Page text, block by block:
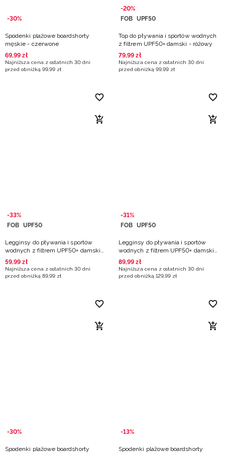
-30%
Spodenki plażowe boardshorty
męskie - czerwone
69,99 zł
Najniższa cena z ostatnich 30 dni
przed obniżką 99,99 zł
-20%
FOB UPF50
Top do pływania i sportów wodnych
z filtrem UPF50+ damski - różowy
79,99 zł
Najniższa cena z ostatnich 30 dni
przed obniżką 99,99 zł
-33%
FOB UPF50
Legginsy do pływania i sportów
wodnych z filtrem UPF50+ damskie
- czarne
59,99 zł
Najniższa cena z ostatnich 30 dni
przed obniżką 89,99 zł
-31%
FOB UPF50
Legginsy do pływania i sportów
wodnych z filtrem UPF50+ damskie
- czarne
89,99 zł
Najniższa cena z ostatnich 30 dni
przed obniżką 129,99 zł
-30%
Spodenki plażowe boardshorty
-13%
Spodenki plażowe boardshorty